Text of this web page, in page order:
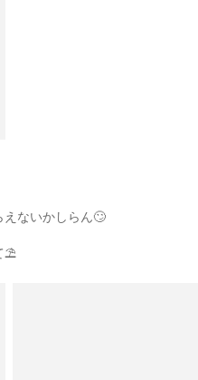
えないかしらん🙄
⛱️